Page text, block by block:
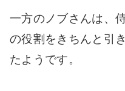
一方のノブさんは、
の役割をきちんと引
たようです。